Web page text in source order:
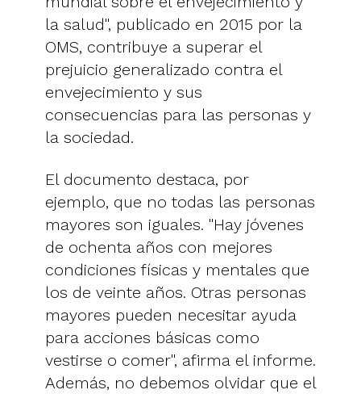
la salud", publicado en 2015 por la
OMS, contribuye a superar el
prejuicio generalizado contra el
envejecimiento y sus
consecuencias para las personas y
la sociedad.
El documento destaca, por
ejemplo, que no todas las personas
mayores son iguales. "Hay jóvenes
de ochenta años con mejores
condiciones físicas y mentales que
los de veinte años. Otras personas
mayores pueden necesitar ayuda
para acciones básicas como
vestirse o comer", afirma el informe.
Además, no debemos olvidar que el